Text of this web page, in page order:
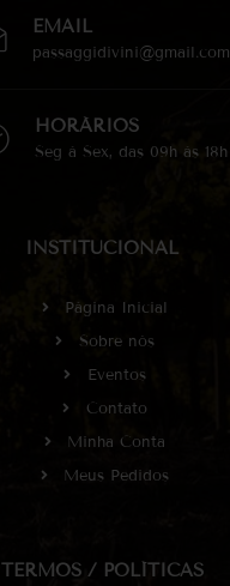
EMAIL
passaggidivini@gmail.com
HORÁRIOS
Seg à Sex, das 09h às 18h
INSTITUCIONAL
Página Inicial
Sobre nós
Eventos
Contato
Minha Conta
Meus Pedidos
TERMOS / POLÍTICAS